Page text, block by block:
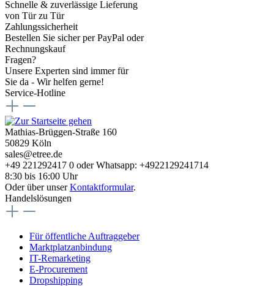
Schnelle & zuverlässige Lieferung
von Tür zu Tür
Zahlungssicherheit
Bestellen Sie sicher per PayPal oder
Rechnungskauf
Fragen?
Unsere Experten sind immer für
Sie da - Wir helfen gerne!
Service-Hotline
Mathias-Brüggen-Straße 160
50829 Köln
sales@etree.de
+49 221292417 0 oder Whatsapp: +4922129241714
8:30 bis 16:00 Uhr
Oder über unserKontaktformular.
Handelslösungen
Für öffentliche Auftraggeber
Marktplatzanbindung
IT-Remarketing
E-Procurement
Dropshipping